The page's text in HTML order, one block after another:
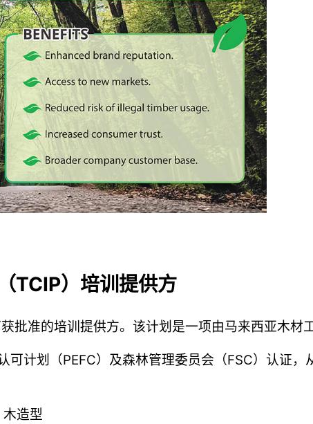
TCIP）培训提供方
准的培训提供方。该计划是一项由马来西亚木材
计划（PEFC）及森林管理委员会（FSC）认证，
造型